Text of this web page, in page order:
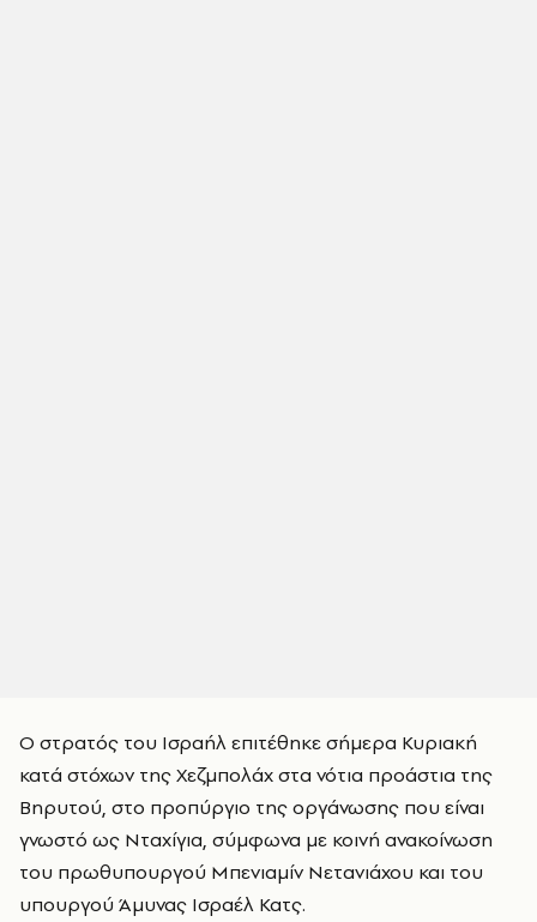
Ο στρατός του Ισραήλ επιτέθηκε σήμερα Κυριακή
κατά στόχων της Χεζμπολάχ στα νότια προάστια της
Βηρυτού, στο προπύργιο της οργάνωσης που είναι
γνωστό ως Νταχίγια, σύμφωνα με κοινή ανακοίνωση
του πρωθυπουργού Μπενιαμίν Νετανιάχου και του
υπουργού Άμυνας Ισραέλ Κατς.